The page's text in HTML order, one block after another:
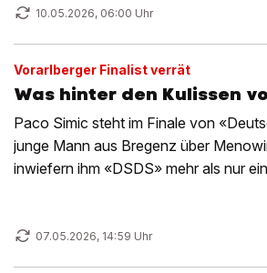
10.05.2026, 06:00 Uhr
Vorarlberger Finalist verrät
Was hinter den Kulissen
Paco Simic steht im Finale von
junge Mann aus Bregenz über
inwiefern ihm «DSDS» mehr als nur
07.05.2026, 14:59 Uhr